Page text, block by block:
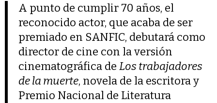
A punto de cumplir 70 años, el
reconocido actor, que acaba de ser
premiado en SANFIC, debutará como
director de cine con la versión
cinematográfica deLos trabajadores
de la muerte, novela de la escritora y
Premio Nacional de Literatura